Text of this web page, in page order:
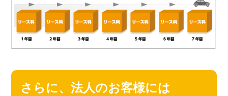
さらに、法人のお客様には